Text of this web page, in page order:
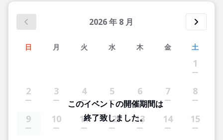
2026年 8 月
日 月 火 水 木 金 土
1
2 3 4 5 6 7 8
9 10 11 12 13 14 15
このイベントの開催期間は
終了致しました。